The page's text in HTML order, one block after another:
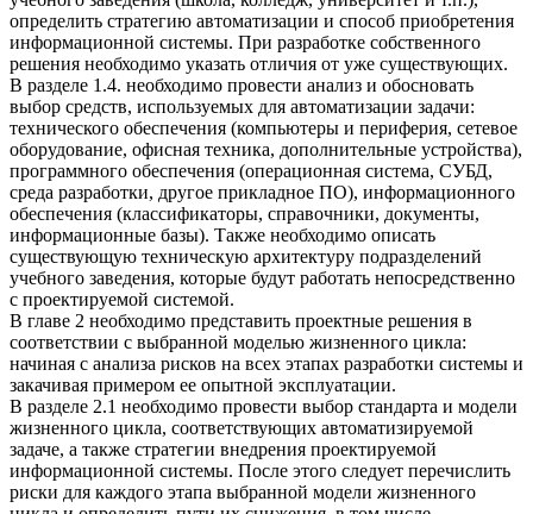
определить стратегию автоматизации и способ приобретения
информационной системы. При разработке собственного
решения необходимо указать отличия от уже существующих.
В разделе 1.4. необходимо провести анализ и обосновать
выбор средств, используемых для автоматизации задачи:
технического обеспечения (компьютеры и периферия, сетевое
оборудование, офисная техника, дополнительные устройства),
программного обеспечения (операционная система, СУБД,
среда разработки, другое прикладное ПО), информационного
обеспечения (классификаторы, справочники, документы,
информационные базы). Также необходимо описать
существующую техническую архитектуру подразделений
учебного заведения, которые будут работать непосредственно
с проектируемой системой.
В главе 2 необходимо представить проектные решения в
соответствии с выбранной моделью жизненного цикла:
начиная с анализа рисков на всех этапах разработки системы и
закачивая примером ее опытной эксплуатации.
В разделе 2.1 необходимо провести выбор стандарта и модели
жизненного цикла, соответствующих автоматизируемой
задаче, а также стратегии внедрения проектируемой
информационной системы. После этого следует перечислить
риски для каждого этапа выбранной модели жизненного